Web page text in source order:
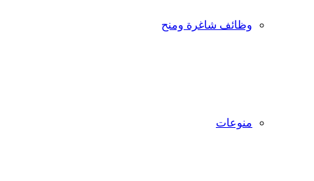
وظائف شاغرة ومنح
منوعات